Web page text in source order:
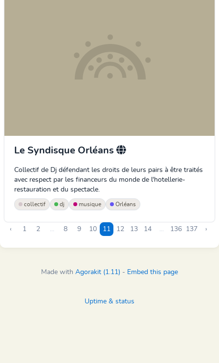
Le Syndisque Orléans
Collectif de Dj défendant les droits de leurs pairs à être traités
avec respect par les financeurs du monde de l'hotellerie-
restauration et du spectacle.
collectif dj musique Orléans
‹ 1 2 ... 8 9 10 11 12 13 14 ... 136 137 ›
Made with Agorakit (1.11) - Embed this page
Uptime & status